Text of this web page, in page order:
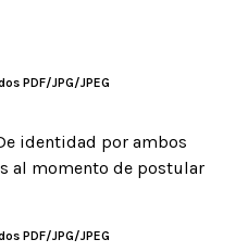
PDF/JPG/JPEG
identidad por ambos
al momento de postular
PDF/JPG/JPEG